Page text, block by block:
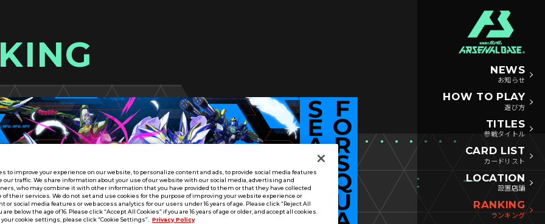
NEWS
お知らせ
HOW TO PLAY
遊び方
TITLES
参戦タイトル
CARD LIST
カードリスト
LOCATION
設置店舗
RANKING
ランキング
to improve your experience on our website, to personalize content and ads, to provide social media features
our traffic. We share information about your use of our website with our social media, advertising and
who may combine it with other information that you have provided to them or that they have collected
of their services. We do not set and use cookies for the purpose of improving your website experience or
or social media features or web access analytics for our users under 16 years of age. Please click “Reject All
are below the age of 16. Please click “Accept All Cookies” if you are 16 years of age or older, and accept all cookies.
cookie settings, please click “Cookie Settings”. Privacy Policy